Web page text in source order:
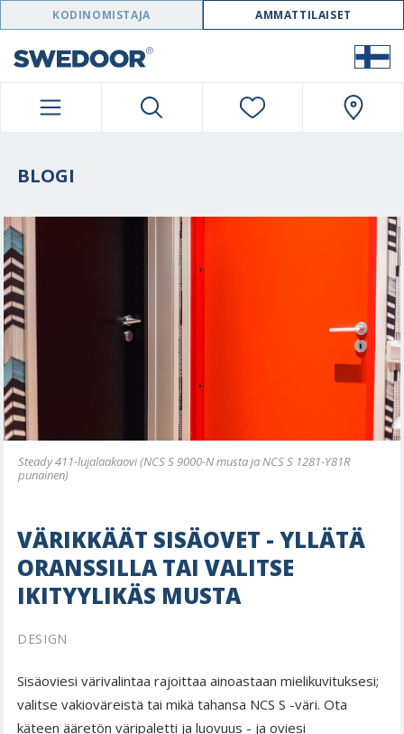
SWEDOOR NAVIGATION
KODINOMISTAJA AMMATTILAISET
BLOGI
Steady 411-lujalaakaovi (NCS S 9000-N musta ja NCS S 1281-Y81R
punainen)
VÄRIKKÄÄT SISÄOVET - YLLÄTÄ
ORANSSILLA TAI VALITSE
IKITYYLIKÄS MUSTA
DESIGN
Sisäoviesi värivalintaa rajoittaa ainoastaan mielikuvituksesi;
valitse vakioväreistä tai mikä tahansa NCS S -väri. Ota
käteen ääretön väripaletti ja luovuus - ja oviesi